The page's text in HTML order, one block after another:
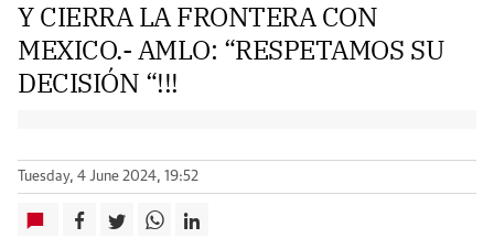
Y CIERRA LA FRONTERA CON
MEXICO.- AMLO: “RESPETAMOS SU
DECISIÓN “!!!
Tuesday, 4 June 2024, 19:52